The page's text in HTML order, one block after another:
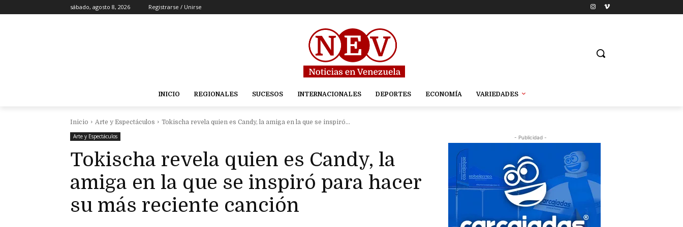
sábado, agosto 8, 2026 Registrarse / Unirse
INICIO REGIONALES SUCESOS INTERNACIONALES DEPORTES ECONOMÍA VARIEDADES
Inicio Arte y Espectáculos
Tokischa revela quien es Candy, la amiga en la que se inspiró...
Arte y Espectáculos
Tokischa revela quien es Candy, la
amiga en la que se inspiró para hacer
su más reciente canción
- Publicidad -